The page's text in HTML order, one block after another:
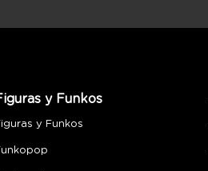
y Funkos
y Funkos